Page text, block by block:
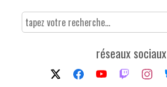
réseaux sociaux